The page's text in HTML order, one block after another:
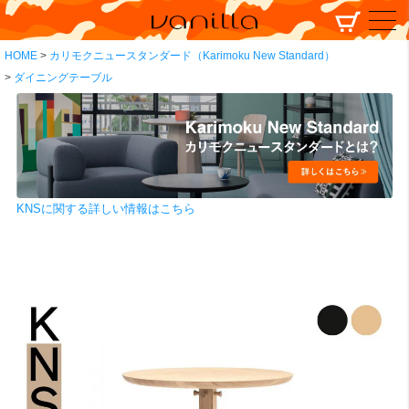
HOME
カリモクニュースタンダード（Karimoku New Standard）
ダイニングテーブル
KNSに関する詳しい情報はこちら